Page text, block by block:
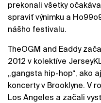
prekonali všetky
spraviť výnimku a
nášho festivalu.
TheOGM and Eaddy
2012 v kolektíve
„gangsta hip-hop“, ako
koncerty v Brooklyne. V
Los Angeles a začali